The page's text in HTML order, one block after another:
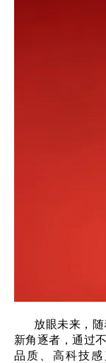
放眼未来，
新角逐者，通过
品质、高科技